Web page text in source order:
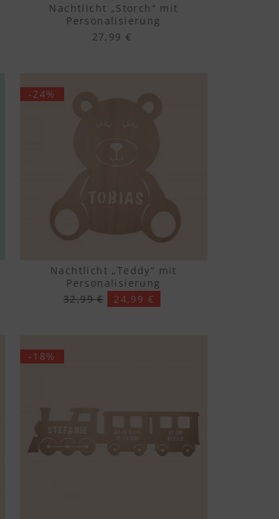
Nachtlicht „Storch“ mit
Personalisierung
27,99 €
-24%
Nachtlicht „Teddy“ mit
Personalisierung
32,99 €
24,99 €
-18%